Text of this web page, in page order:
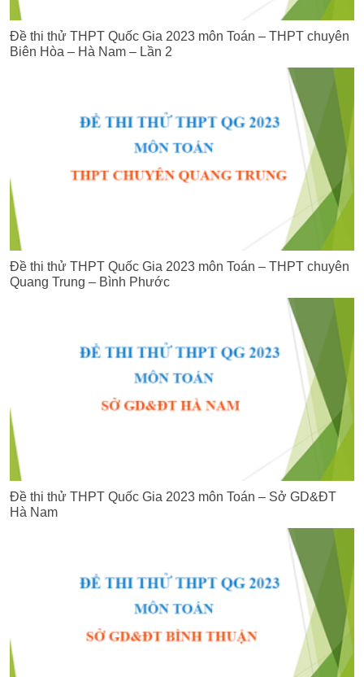
Đề thi thử THPT Quốc Gia 2023 môn Toán – THPT chuyên
Biên Hòa – Hà Nam – Lần 2
Đề thi thử THPT Quốc Gia 2023 môn Toán – THPT chuyên
Quang Trung – Bình Phước
Đề thi thử THPT Quốc Gia 2023 môn Toán – Sở GD&ĐT
Hà Nam